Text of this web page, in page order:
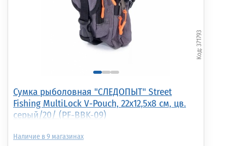
Сумка рыболовная "СЛЕДОПЫТ" Street
Fishing MultiLock V-Pouch, 22х12,5х8 см, цв.
серый/20/ (PF-BBK-09)
371793
9